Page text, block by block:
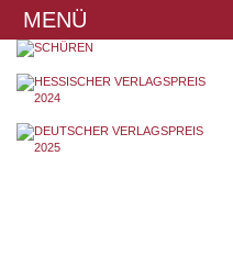
MENÜ